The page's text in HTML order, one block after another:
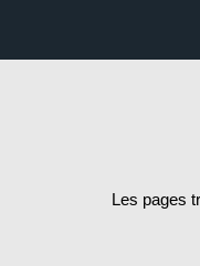
Les pages